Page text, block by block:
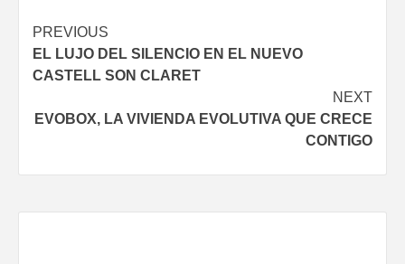
Continue
Reading
PREVIOUS
EL LUJO DEL SILENCIO EN EL NUEVO
CASTELL SON CLARET
NEXT
EVOBOX, LA VIVIENDA EVOLUTIVA QUE CRECE
CONTIGO